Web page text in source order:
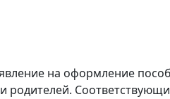
на оформление
родителей.